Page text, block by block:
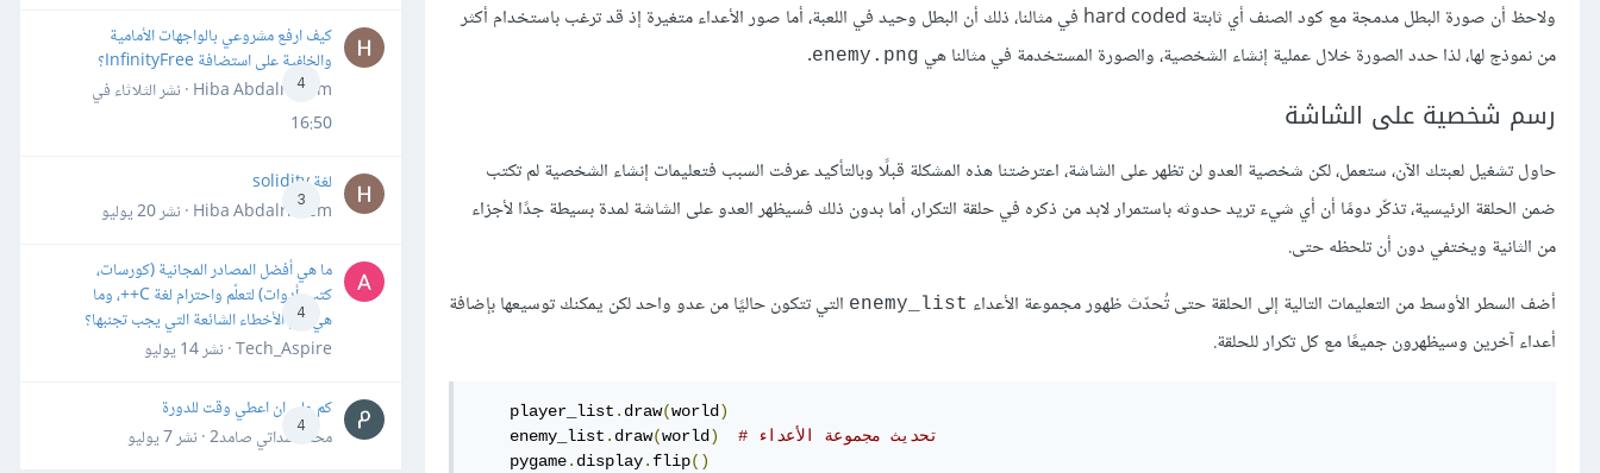
ولاحظ أن صورة البطل مدمجة مع كود الصنف أي ثابتة hard coded في مثالنا، ذلك أن البطل وحيد في اللعبة، أما صور الأعداء متغيرة إذ قد ترغب باستخدام أكثر
من نموذج لها، لذا حدد الصورة خلال عملية إنشاء الشخصية، والصورة المستخدمة في مثالنا هي enemy.png
.
رسم شخصية على الشاشة
حاول تشغيل لعبتك الآن، ستعمل، لكن شخصية العدو لن تظهر على الشاشة، اعترضتنا هذه المشكلة قبلًا وبالتأكيد عرفت السبب فتعليمات إنشاء الشخصية لم تكتب
ضمن الحلقة الرئيسية، تذكّر دومًا أن أي شيء تريد حدوثه باستمرار لابد من ذكره في حلقة التكرار، أما بدون ذلك فسيظهر العدو على الشاشة لمدة بسيطة جدًا لأجزاء
من الثانية ويختفي دون أن تلحظه حتى.
أضف السطر الأوسط من التعليمات التالية إلى الحلقة حتى تُحدّث ظهور مجموعة الأعداء enemy_list التي تتكون حاليًا من عدو واحد لكن يمكنك توسيعها بإضافة
أعداء آخرين وسيظهرون جميعًا مع كل تكرار للحلقة.
    player_list
. draw(world )
    enemy_list
. draw(world )
# تحديث مجموعة الأعداء
    pygame
. display. flip()
4
كيف ارفع مشروعي بالواجهات الأمامية
والخلفية على استضافة InfinityFree؟
Hiba Abdalrheem · نشر
الثلاثاء في
16:50
3
لغة solidity
Hiba Abdalrheem · نشر
20 يوليو
4
ما هي أفضل المصادر المجانية (كورسات،
كتب، أدوات) لتعلّم واحترام لغة C++، وما
هي أهم الأخطاء الشائعة التي يجب تجنبها؟
Tech_Aspire · نشر
14 يوليو
4
كم علي ان اعطي وقت للدورة
محمد سداتي صامد2 · نشر
7 يوليو